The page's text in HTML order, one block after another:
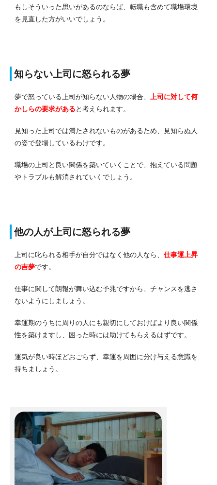
もしそういった思いがあるのならば、転職も含めて職場環境
を見直した方がいいでしょう。
知らない上司に怒られる夢
夢で怒っている上司が知らない人物の場合、
上司に対して何
かしらの要求があると考えられます。
見知った上司では満たされないものがあるため、見知らぬ人
の姿で登場しているわけです。
職場の上司と良い関係を築いていくことで、抱えている問題
やトラブルも解消されていくでしょう。
他の人が上司に怒られる夢
上司に叱られる相手が自分ではなく他の人なら、 仕事運上昇
の吉夢です。
仕事に関して朗報が舞い込む予兆ですから、チャンスを逃さ
ないようにしましょう。
幸運期のうちに周りの人にも親切にしておけばより良い関係
性を築けますし、困った時には助けてもらえるはずです。
運気が良い時ほどおごらず、幸運を周囲に分け与える意識を
持ちましょう。